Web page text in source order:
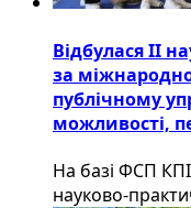
Відбулася ІІ
за
публічному
можливості,
На базі ФСП КПІ
науково-